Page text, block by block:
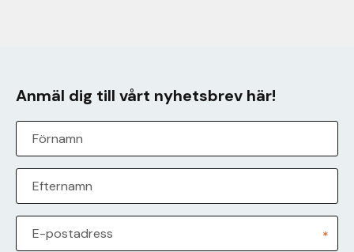
Anmäl dig till vårt nyhetsbrev här!
Förnamn
Efternamn
E-postadress *